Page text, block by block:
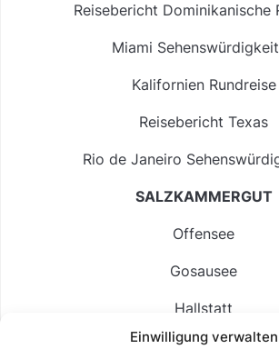
Einwilligung verwalten
Reisebericht Dominikanische
Miami
Kalifornien Rundreise
Reisebericht Texas
Rio de Janeiro
SALZKAMMERGUT
Offensee
Gosausee
Hallstatt
Langbathsee